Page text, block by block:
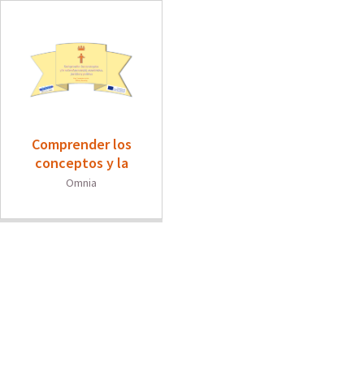
Comprender los
conceptos y la
estructura social,
y política
Omnia